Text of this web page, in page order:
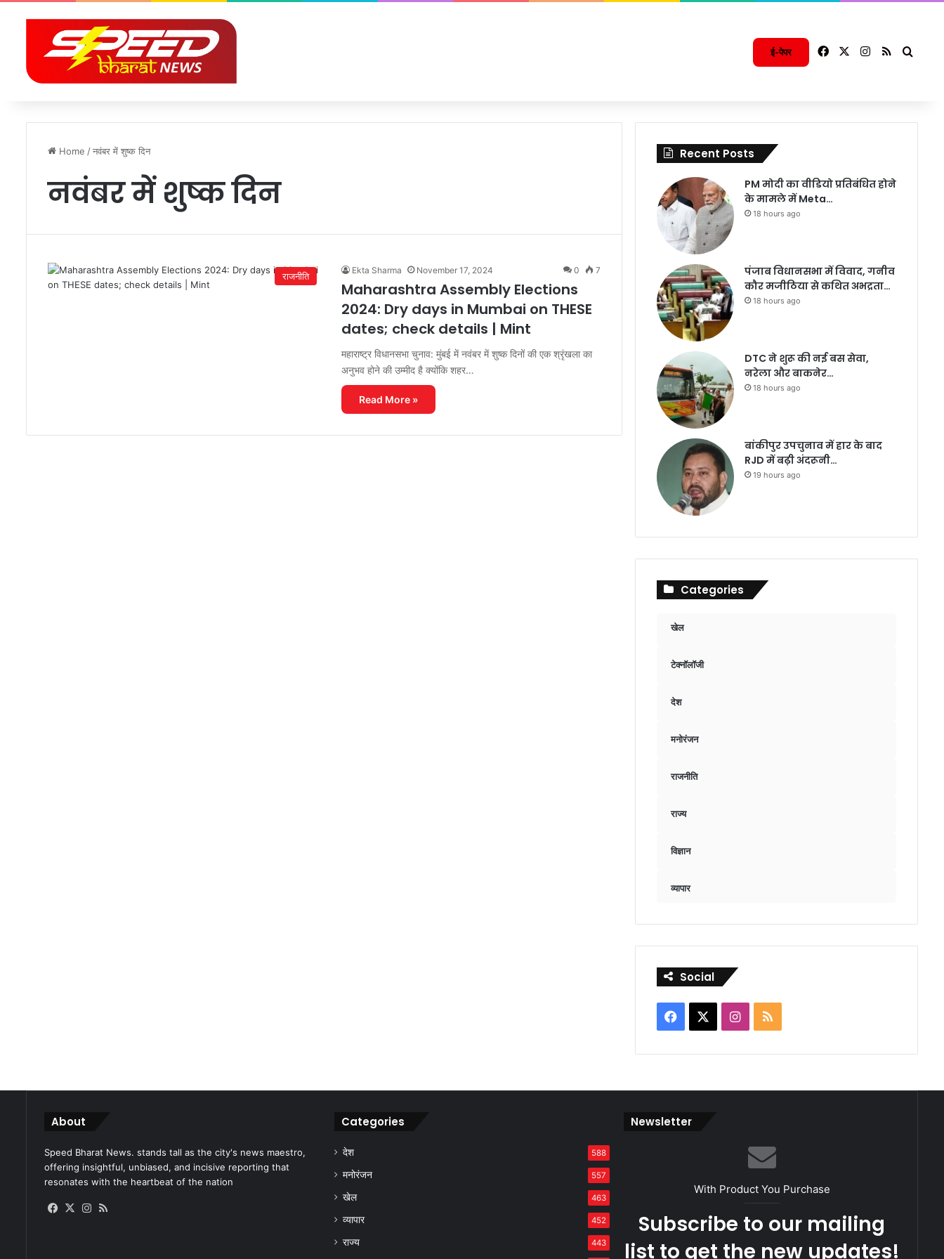
ई-पेपर FacebookInstagram
RSS
Home /नवंबर में शुष्क दिन
नवंबर में शुष्क दिन
राजनीति
Ekta Sharma November 17, 2024 0 7
Maharashtra Assembly Elections
2024: Dry days in Mumbai on THESE
dates; check details | Mint
महाराष्ट्र विधानसभा चुनाव: मुंबई में नवंबर में शुष्क दिनों की एक श्रृंखला का
अनुभव होने की उम्मीद है क्योंकि शहर…
Read More »
Recent Posts
PM मोदी का वीडियो प्रतिबंधित होने
के मामले में Meta…
18 hours ago
पंजाब विधानसभा में विवाद, गनीव
कौर मजीठिया से कथित अभद्रता…
18 hours ago
DTC ने शुरू की नई बस सेवा,
नरेला और बाकनेर…
18 hours ago
बांकीपुर उपचुनाव में हार के बाद
RJD में बढ़ी अंदरूनी…
19 hours ago
Categories
खेल
टेक्नॉलॉजी
देश
मनोरंजन
राजनीति
राज्य
विज्ञान
व्यापार
Social
Facebook Instagram
RSS
About
Speed Bharat News. stands tall as the city's news maestro,
offering insightful, unbiased, and incisive reporting that
resonates with the heartbeat of the nation
Facebook
X Instagram
Categories
देश 588
मनोरंजन 557
खेल 463
व्यापार 452
राज्य 443
Newsletter
With Product You Purchase
Subscribe to our mailing
list to get the new updates!